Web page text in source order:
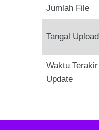
Jumlah File
Tangal Upload
Waktu Terakir
Update